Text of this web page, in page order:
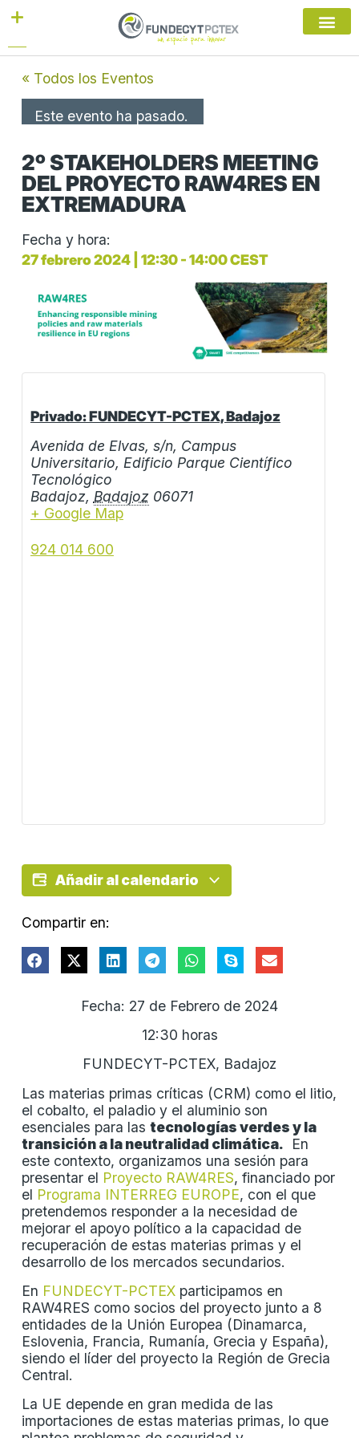
« Todos los Eventos
Este evento ha pasado.
2º STAKEHOLDERS MEETING
DEL PROYECTO RAW4RES EN
EXTREMADURA
Fecha y hora:
27 febrero 2024
12:30-14:00CEST
Privado: FUNDECYT-PCTEX, Badajoz
Avenida de Elvas, s/n, Campus
Universitario, Edificio Parque Científico
Tecnológico
Badajoz, Badajoz 06071
+ Google Map
924 014 600
Añadir al calendario
Compartir en:
Fecha: 27 de Febrero de 2024
12:30 horas
FUNDECYT-PCTEX, Badajoz
Las materias primas críticas (CRM) como el litio,
el cobalto, el paladio y el aluminio son
esenciales para las tecnologías verdes y la
transición a la neutralidad climática. En
este contexto, organizamos una sesión para
presentar el Proyecto RAW4RES, financiado por
el Programa INTERREG EUROPE, con el que
pretendemos responder a la necesidad de
mejorar el apoyo político a la capacidad de
recuperación de estas materias primas y el
desarrollo de los mercados secundarios.
En FUNDECYT-PCTEXparticipamos en
RAW4RES como socios del proyecto junto a 8
entidades de la Unión Europea (Dinamarca,
Eslovenia, Francia, Rumanía, Grecia y España),
siendo el líder del proyecto la Región de Grecia
Central.
La UE depende en gran medida de las
importaciones de estas materias primas, lo que